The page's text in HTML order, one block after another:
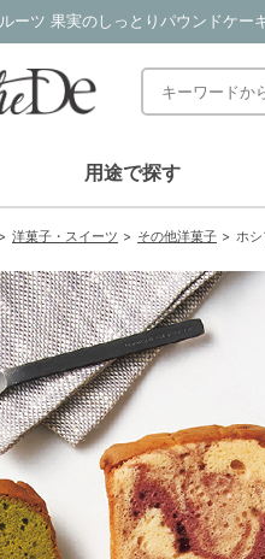
ーツ 果実のしっとりパウンドケ
用途で探す
洋菓子・スイーツ その他洋菓子 ホ